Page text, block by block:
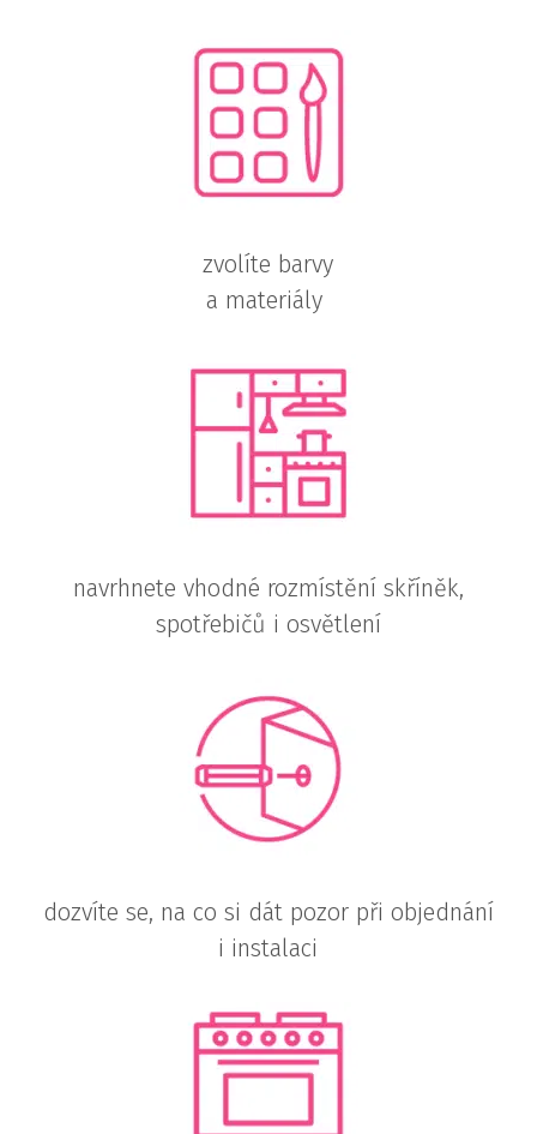
zvolíte barvy
a materiály
navrhnete vhodné rozmístění skříněk,
spotřebičů i osvětlení
dozvíte se, na co si dát pozor při objednání
i instalaci